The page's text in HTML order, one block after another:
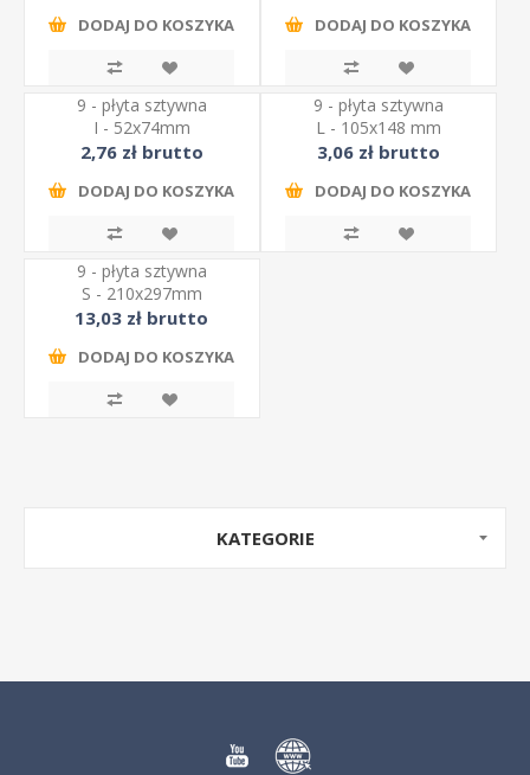
DODAJ DO KOSZYKA DODAJ DO KOSZYKA
9 - płyta sztywna
I - 52x74mm
2,76 zł brutto
DODAJ DO KOSZYKA
9 - płyta sztywna
L - 105x148 mm
3,06 zł brutto
DODAJ DO KOSZYKA
9 - płyta sztywna
S - 210x297mm
13,03 zł brutto
DODAJ DO KOSZYKA
KATEGORIE